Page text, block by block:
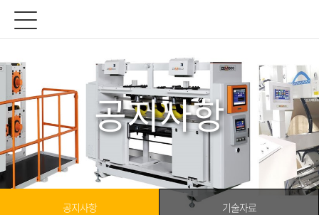
공지사항
공지사항 기술자료